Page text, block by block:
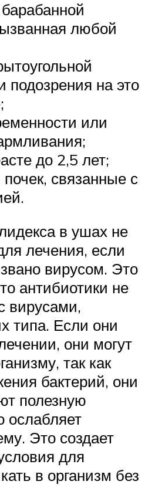
любой
подозрения на это
или
до 2,5 лет;
связанные с
в ушах не
лечения, если
вирусом. Это
антибиотики не
вирусами,
типа. Если они
они могут
так как
бактерий, они
полезную
ослабляет
Это создает
для
в организм без